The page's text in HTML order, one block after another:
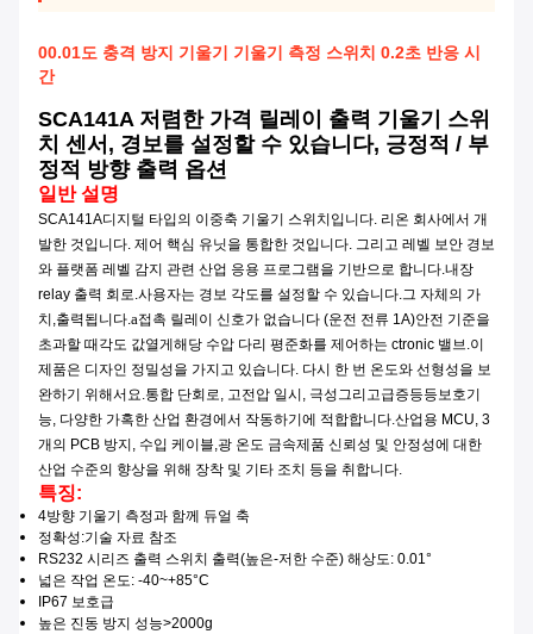
00.01도 충격 방지 기울기 기울기 측정 스위치 0.2초 반응 시
간
SCA141A 저렴한 가격 릴레이 출력 기울기 스위
치 센서, 경보를 설정할 수 있습니다, 긍정적 / 부
정적 방향 출력 옵션
일반 설명
SCA141A디지털 타입의 이중축 기울기 스위치입니다. 리온 회사에서 개
발한 것입니다. 제어 핵심 유닛을 통합한 것입니다. 그리고 레벨 보안 경보
와 플랫폼 레벨 감지 관련 산업 응용 프로그램을 기반으로 합니다.내장
rel ay 출력 회로.사용자는 경보 각도를 설정할 수 있습니다.그 자체의 가
치 ,출력됩니다.a접촉 릴레이 신호가 없습니다 (운전 전류 1A)안전 기준을
초과할 때 각도 값열게 해당 수압 다리 평준화를 제어하는 ctronic 밸브.이
제품은 디자인 정밀성을 가지고 있습니다. 다시 한 번 온도와 선형성을 보
완하기 위해서요.통합 단회로, 고전압 일시, 극성그리고급증등등보호기
능, 다양한 가혹한 산업 환경에서 작동하기에 적합합니다.산업용 MCU, 3
개의 PCB 방지, 수입 케이블,광 온도 금속제품 신뢰성 및 안정성에 대한
산업 수준의 향상을 위해 장착 및 기타 조치 등을 취합니다.
특징:
4방향 기울기 측정과 함께 듀얼 축
정확성:기술 자료 참조
RS232 시리즈 출력 스위치 출력(높은-저한 수준) 해상도: 0.01°
넓은 작업 온도: -40~+85°C
IP67 보호급
높은 진동 방지 성능>2000g